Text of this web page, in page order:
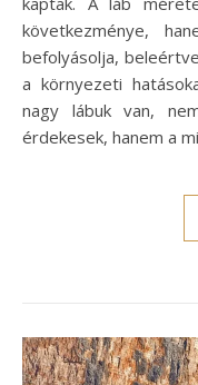
következménye,
befolyásolja,
a környezeti
nagy lábuk van,
érdekesek, hanem a